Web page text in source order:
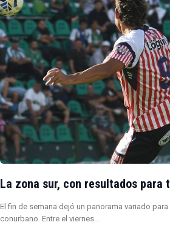
La zona sur, con resultados para
El fin de semana dejó un panorama variado
conurbano. Entre el viernes…